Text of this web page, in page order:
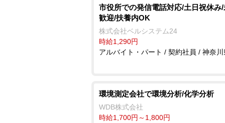
市役所での発信電話対応/土日祝休み
歓迎/扶養内OK
株式会社ベルシステム24
時給1,290円
アルバイト・パート / 契約社員 / 神奈川
環境測定会社で環境分析/化学分析
WDB株式会社
時給1,700円～1,800円